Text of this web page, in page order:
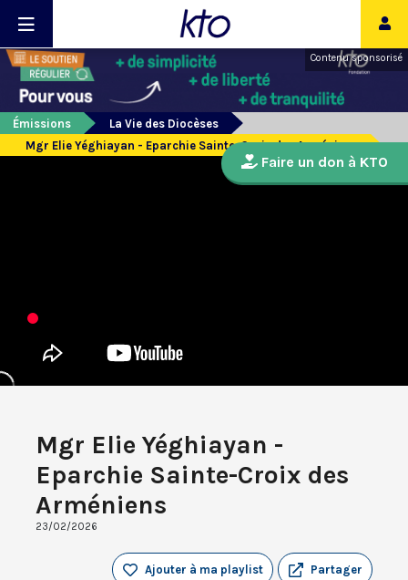
Contenu sponsorisé
Émissions
La Vie des Diocèses
Mgr Elie Yéghiayan - Eparchie Sainte-Croix des Arméniens
Mgr Elie Yéghiayan -
Eparchie Sainte-Croix des
Arméniens
23/02/2026
Partager
Ajouter à ma playlist
Faire un don à KTO